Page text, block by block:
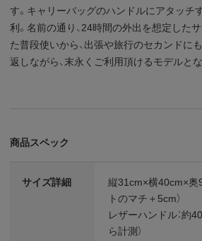
す。キャリーバッグのハンドルにアタッチ
利。名前の通り、24時間の外出を想定した
た普段使いから、出張や旅行のセカンドに
返しながら、末永くご利用頂けるモデルとな
商品スペック
サイズ詳細
縦31cm×横40cm×奥
トのマチ＋5cm）
レザーハンドル：約
ら計測）